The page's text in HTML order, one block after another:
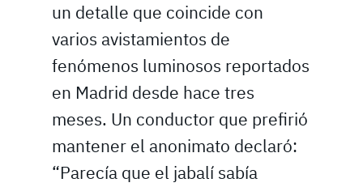
un detalle que coincide con
varios avistamientos de
fenómenos luminosos reportados
en Madrid desde hace tres
meses. Un conductor que prefirió
mantener el anonimato declaró:
“Parecía que el jabalí sabía